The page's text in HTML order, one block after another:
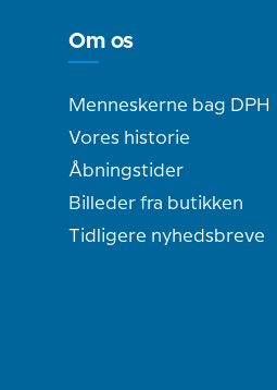
Om os
Menneskerne bag DPH
Vores historie
Åbningstider
Billeder fra butikken
Tidligere nyhedsbreve